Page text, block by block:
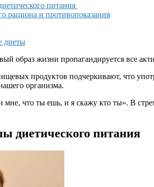
питания
рациона и противопоказания
диеты
образ жизни пропагандируется все
продуктов подчеркивают, что
организма.
мне, что ты ешь, и я скажу кто ты». В
диетического питания